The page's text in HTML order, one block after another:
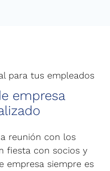
para tus empleados
empresa
reunión con los
fiesta con socios y
empresa siempre es